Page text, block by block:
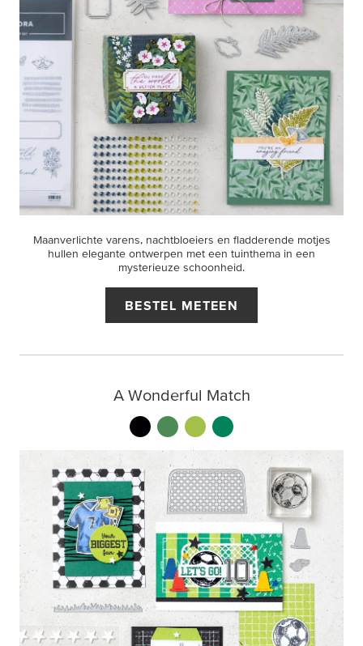
Maanverlichte varens, nachtbloeiers en fladderende motjes
hullen elegante ontwerpen met een tuinthema in een
mysterieuze schoonheid.
BESTEL METEEN
A Wonderful Match